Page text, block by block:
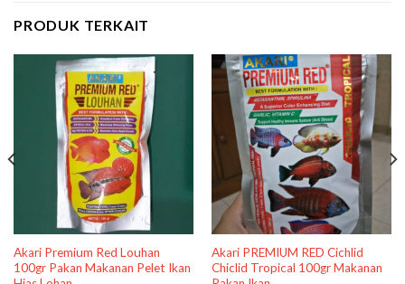
PRODUK TERKAIT
Akari Premium Red Louhan
100gr Pakan Makanan Pelet Ikan
Akari PREMIUM RED Cichlid
Chiclid Tropical 100gr Makanan